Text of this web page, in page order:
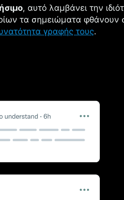
, αυτό λαμβάνει την
τα σημειώματα φθάνουν
γραφής τους.